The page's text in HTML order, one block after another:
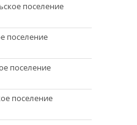
поселение
поселение
поселение
поселение